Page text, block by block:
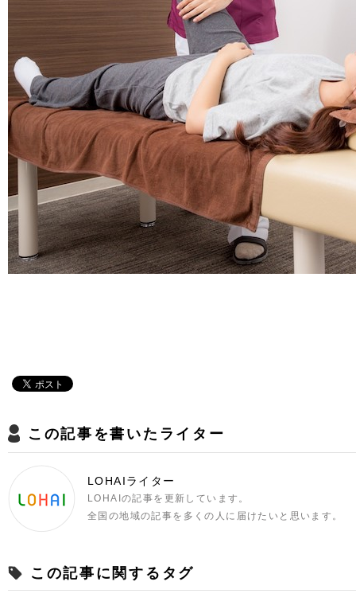
この記事を書いたライター
LOHAIライター
LOHAIの記事を更新しています。
全国の地域の記事を多くの人に届けたいと思います。
この記事に関するタグ